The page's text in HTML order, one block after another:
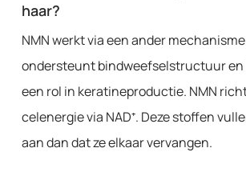
haar?
NMN werkt via een ander
ondersteunt bindweefselstructuur
een rol in keratineproductie. NMN
celenergie via NAD⁺. Deze stoffen
aan dan dat ze elkaar vervangen.